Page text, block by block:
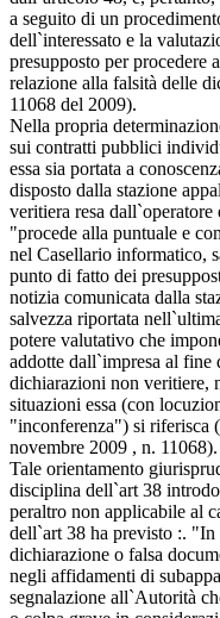
a seguito di un
dell`interessato e la
presupposto per procedere
relazione alla falsità delle
11068 del 2009).
Nella propria
sui contratti pubblici
essa sia portata a
disposto dalla stazione
veritiera resa
"procede alla puntuale e
nel Casellario informatico,
punto di fatto dei
notizia comunicata dalla
salvezza riportata
potere valutativo che
addotte dall`impresa al fine
dichiarazioni non veritiere,
situazioni essa (con
"inconferenza") si riferisca
novembre 2009 , n. 11068).
Tale orientamento
disciplina dell`art 38
peraltro non applicabile al
dell`art 38 ha previsto :. "In
dichiarazione o falsa
negli affidamenti di
segnalazione all`Autorità